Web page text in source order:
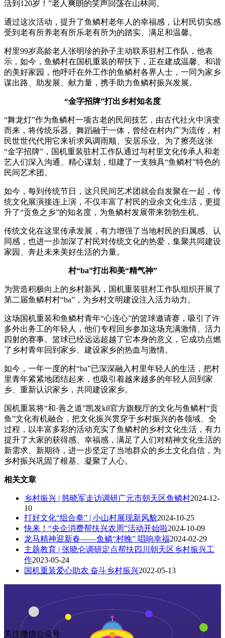
活到120岁！”老人爽朗的笑声回荡在山林间。
通过这次活动，提升了鱼鳞村老年人的幸福感，让村民切实感
受到老有所养老有所乐老有所为的踏实、满足和温馨。
村里99岁高龄老人张明珍的孙子主动联系驻村工作队，他表
示，如今，鱼鳞村在国机重装的帮扶下，正在建成温馨、和谐
的美好家园，他呼吁在外工作的鱼鳞村各界人士，一同为家乡
谋出路、助发展、献力量，携手助力鱼鳞村振兴发展。
“金字招牌”打出乡村知名度
“舞龙灯”作为鱼鳞村一项古老的民间技艺，由古代社火中演变
而来，将传统乐器、舞蹈融于一体，曾经在村内广为流传，村
民世世代代用它来祈求风调雨顺、安居乐业。为了擦亮这张
“金字招牌”，国机重装驻村工作队通过与村里文化传承人和老
艺人们深入沟通、精心谋划，组建了一支独具“鱼鳞村”特色的
民间艺术团。
如今，每到传统节日，这只民间艺术团就会自发聚在一起，传
统文化展演接连上演，不仅丰富了村民的业余文化生活，更提
升了“贡鱼之乡”的知名度，为鱼鳞村发展带来勃勃生机。
传统文化在这里传承发展，有力增强了当地村民的归属感、认
同感，也进一步加深了村民对传统文化的热爱，集聚共同建设
家园、奔赴未来美好生活的力量。
村“ba”打出和美“精气神”
为营造积极向上的乡村新风，国机重装驻村工作队组织开展了
第二届鱼鳞村村“ba”，为乡村文明建设注入活力动力。
这场国机重装和鱼鳞村青年“心连心”的篮球邀请赛，吸引了许
多外出务工的年轻人，他们专程回乡参加这场充满激情、活力
四射的赛事。篮球已经远远超越了它本身的意义，它成功点燃
了乡村青年回到家乡、建设家乡的热血与激情。
如今，一年一度的村“ba”已深深融入村里年轻人的生活，把村
里青年紧紧地团结起来，也吸引着越来越多的年轻人回到家
乡、重新认识家乡，共同建设家乡。
国机重装将“和·善之道”凯发k8官方旗舰厅的文化与鱼鳞村“贡
鱼”文化有机融合，把文化振兴贯穿于乡村振兴的各领域、全
过程，以丰富多彩的活动充实了鱼鳞村的乡村文化生活，有力
提升了大家的获得感、幸福感，满足了人们对精神文化生活的
新需求、新期待，进一步坚定了当地群众的乡土文化自信，为
乡村振兴巩固了根基、凝聚了人心。
相关文章
乡村振兴 | 韩晓军走访调研广元市朝天区鱼鳞村2024-12-
10
打好文化“组合拳” | 小山村展现新风貌2024-10-25
快来！“央企消费帮扶兴农周”活动开始啦2024-10-09
龙马精神迎新春——鱼鳞“村晚” 唱响幸福2024-02-29
主题教育 | 张晓仑调研定点帮扶四川朝天区乡村振兴工
作2023-05-24
国机重装爱心助农 奋斗乡村振兴2022-05-13
关注微信公众号